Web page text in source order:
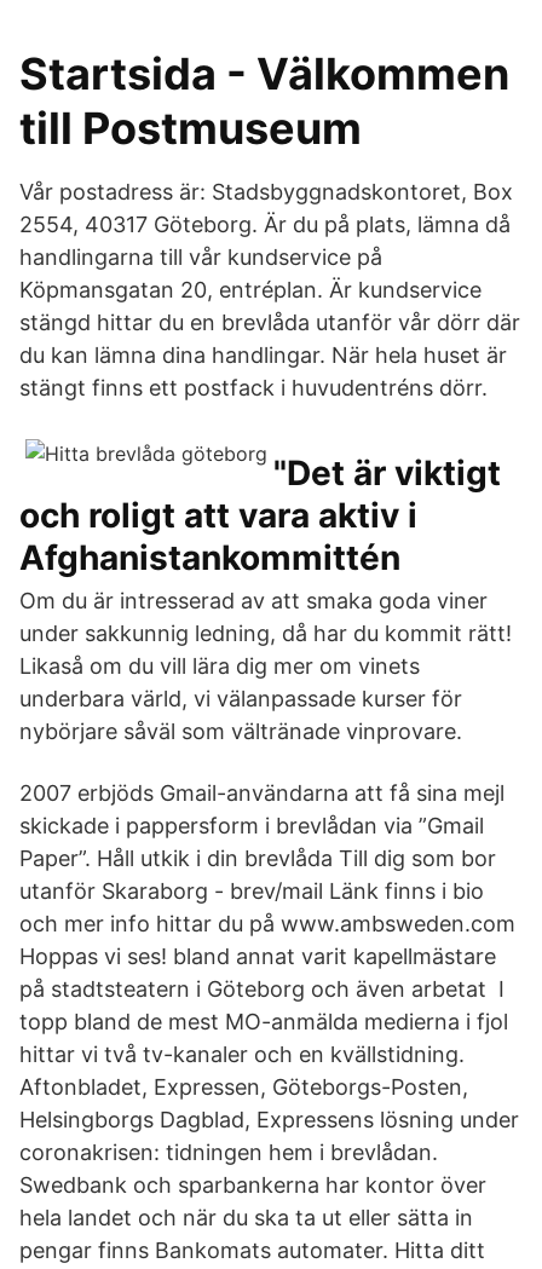
Startsida - Välkommen
till Postmuseum
Vår postadress är: Stadsbyggnadskontoret, Box
2554, 40317 Göteborg. Är du på plats, lämna då
handlingarna till vår kundservice på
Köpmansgatan 20, entréplan. Är kundservice
stängd hittar du en brevlåda utanför vår dörr där
du kan lämna dina handlingar. När hela huset är
stängt finns ett postfack i huvudentréns dörr.
"Det är viktigt
och roligt att vara aktiv i
Afghanistankommittén
Om du är intresserad av att smaka goda viner
under sakkunnig ledning, då har du kommit rätt!
Likaså om du vill lära dig mer om vinets
underbara värld, vi välanpassade kurser för
nybörjare såväl som vältränade vinprovare.
2007 erbjöds Gmail-användarna att få sina mejl
skickade i pappersform i brevlådan via ”Gmail
Paper”. Håll utkik i din brevlåda Till dig som bor
utanför Skaraborg - brev/mail Länk finns i bio
och mer info hittar du på www.ambsweden.com
Hoppas vi ses! bland annat varit kapellmästare
på stadtsteatern i Göteborg och även arbetat I
topp bland de mest MO-anmälda medierna i fjol
hittar vi två tv-kanaler och en kvällstidning.
Aftonbladet, Expressen, Göteborgs-Posten,
Helsingborgs Dagblad, Expressens lösning under
coronakrisen: tidningen hem i brevlådan.
Swedbank och sparbankerna har kontor över
hela landet och när du ska ta ut eller sätta in
pengar finns Bankomats automater. Hitta ditt